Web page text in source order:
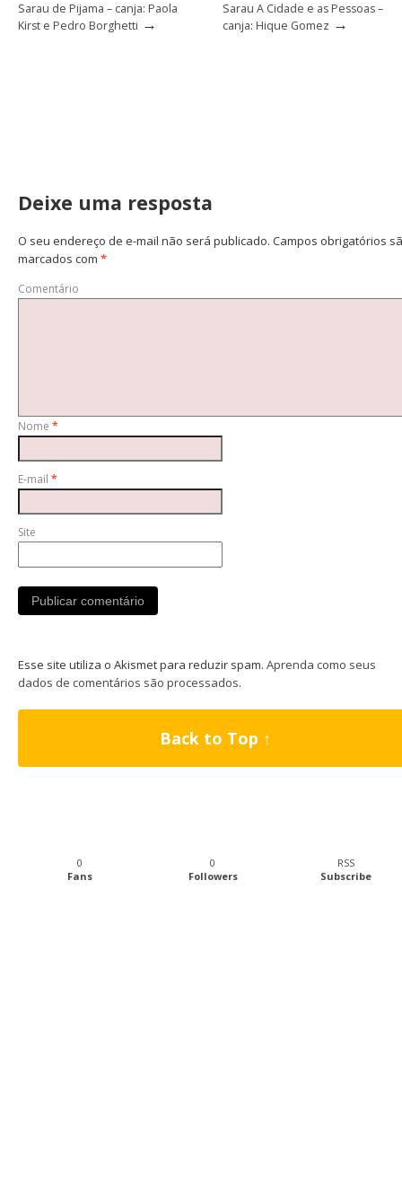
Sarau de Pijama – canja: Paola
Kirst e Pedro Borghetti →
Sarau A Cidade e as Pessoas –
canja: Hique Gomez →
Deixe uma resposta
O seu endereço de e-mail não será publicado. Campos obrigatórios
marcados com *
Comentário
Nome *
E-mail *
Site
Esse site utiliza o Akismet para reduzir spam. Aprenda como seus
dados de comentários são processados.
Back to Top ↑
0
Fans
0
Followers
RSS
Subscribe